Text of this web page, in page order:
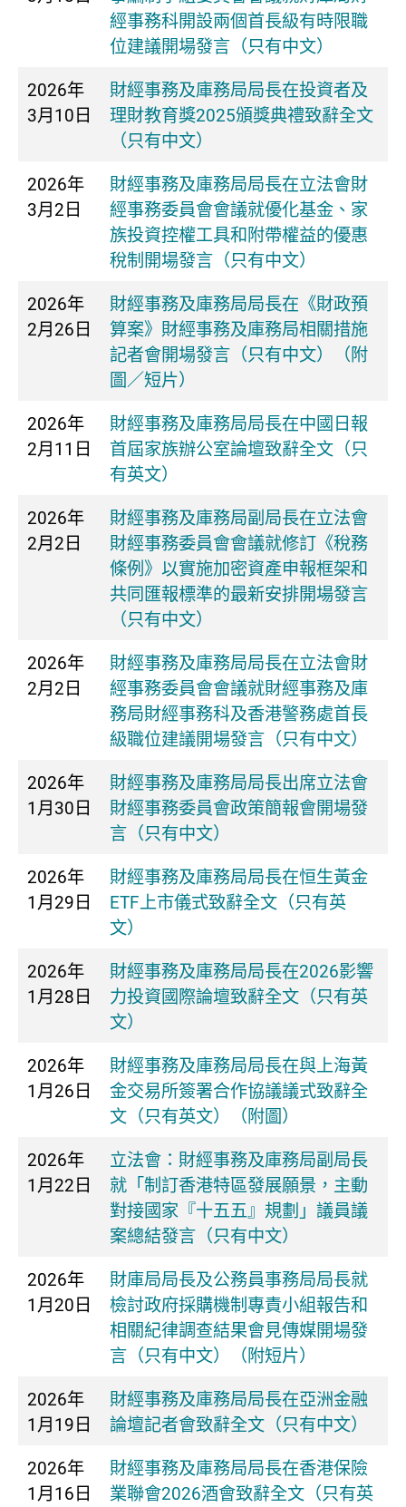
經事務科開設兩個首長級有時限職
位建議開場發言（只有中文）
2026年
3月10日
財經事務及庫務局局長在投資者及
理財教育獎2025頒獎典禮致辭全文
（只有中文）
2026年
3月2日
​財經事務及庫務局局長在立法會財
經事務委員會會議就優化基金、家
族投資控權工具和附帶權益的優惠
稅制開場發言（只有中文）
2026年
2月26日
​財經事務及庫務局局長在《財政預
算案》財經事務及庫務局相關措施
記者會開場發言（只有中文）（附
圖／短片）
2026年
2月11日
財經事務及庫務局局長在中國日報
首屆家族辦公室論壇致辭全文（只
有英文）
2026年
2月2日
財經事務及庫務局副局長在立法會
財經事務委員會會議就修訂《稅務
條例》以實施加密資產申報框架和
共同匯報標準的最新安排開場發言
（只有中文）
2026年
2月2日
財經事務及庫務局局長在立法會財
經事務委員會會議就財經事務及庫
務局財經事務科及香港警務處首長
級職位建議開場發言（只有中文）
2026年
1月30日
財經事務及庫務局局長出席立法會
財經事務委員會政策簡報會開場發
言（只有中文）
2026年
1月29日
財經事務及庫務局局長在恒生黃金
ETF上市儀式致辭全文（只有英
文）
2026年
1月28日
財經事務及庫務局局長在2026影響
力投資國際論壇致辭全文（只有英
文）
2026年
1月26日
財經事務及庫務局局長在與上海黃
金交易所簽署合作協議議式致辭全
文（只有英文）（附圖）
2026年
1月22日
立法會：財經事務及庫務局副局長
就「制訂香港特區發展願景，主動
對接國家『十五五』規劃」議員議
案總結發言（只有中文）
2026年
1月20日
財庫局局長及公務員事務局局長就
檢討政府採購機制專責小組報告和
相關紀律調查結果會見傳媒開場發
言（只有中文）（附短片）
2026年
1月19日
​財經事務及庫務局局長在亞洲金融
論壇記者會致辭全文（只有中文）
2026年
1月16日
財經事務及庫務局局長在香港保險
業聯會2026酒會致辭全文（只有英